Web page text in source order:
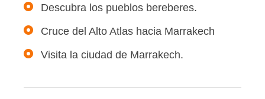
Descubra los pueblos bereberes.
Cruce del Alto Atlas hacia Marrakech
Visita la ciudad de Marrakech.